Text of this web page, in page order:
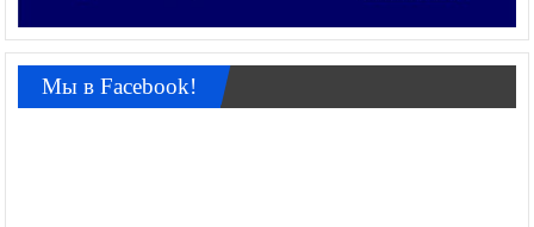
Мы в Facebook!